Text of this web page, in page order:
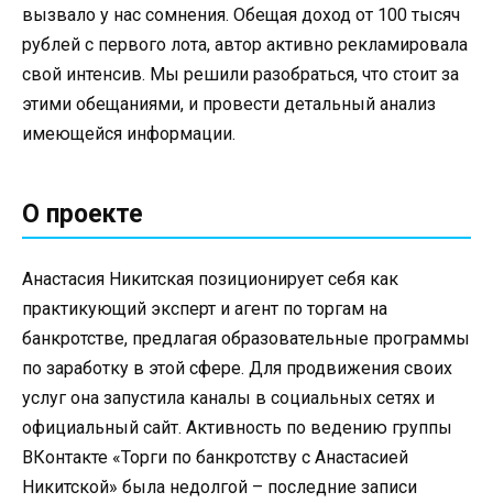
вызвало у нас сомнения. Обещая доход от 100 тысяч
рублей с первого лота, автор активно рекламировала
свой интенсив. Мы решили разобраться, что стоит за
этими обещаниями, и провести детальный анализ
имеющейся информации.
О проекте
Анастасия Никитская позиционирует себя как
практикующий эксперт и агент по торгам на
банкротстве, предлагая образовательные программы
по заработку в этой сфере. Для продвижения своих
услуг она запустила каналы в социальных сетях и
официальный сайт. Активность по ведению группы
ВКонтакте «Торги по банкротству с Анастасией
Никитской» была недолгой – последние записи